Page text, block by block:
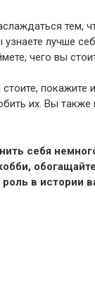
тем,
лучше
чего вы
покажите
их. Вы
себя
в истории